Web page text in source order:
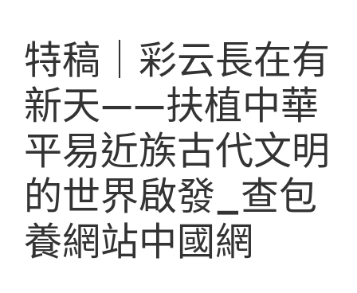
特稿｜彩云長在有
新天——扶植中華
平易近族古代文明
的世界啟發_查包
養網站中國網